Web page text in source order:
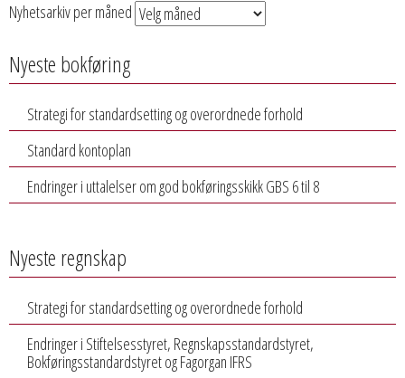
Nyhetsarkiv per måned
Nyeste bokføring
Strategi for standardsetting og overordnede forhold
Standard kontoplan
Endringer i uttalelser om god bokføringsskikk GBS 6 til 8
Nyeste regnskap
Strategi for standardsetting og overordnede forhold
Endringer i Stiftelsesstyret, Regnskapsstandardstyret,
Bokføringsstandardstyret og Fagorgan IFRS